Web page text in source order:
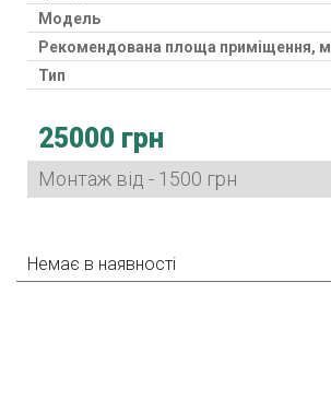
Модель
Рекомендована площа приміщення, м
Тип
Клас захисту
Споживана потужність
Гарантія
25000 грн
Монтаж від - 1500 грн
Немає в наявності